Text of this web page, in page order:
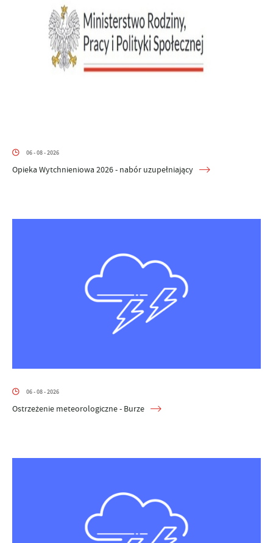
06 - 08 - 2026
Opieka Wytchnieniowa 2026 - nabór uzupełniający
06 - 08 - 2026
Ostrzeżenie meteorologiczne - Burze